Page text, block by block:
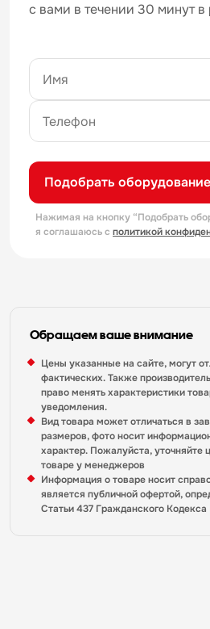
с вами в течении 30 минут
Подобрать оборудование
Нажимая на кнопку “Подобрать
я соглашаюсь с политикой
Обращаем ваше внимание
Цены указанные на сайте, могут
фактических. Также
право менять характеристики
уведомления.
Вид товара может отличаться в
размеров, фото носит
характер. Пожалуйста,
товаре у менеджеров
Информация о товаре носит
является публичной офертой,
Статьи 437 Гражданского